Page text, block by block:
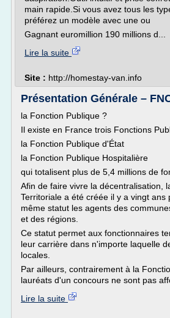
main rapide.Si vous avez tous les
préférez un modèle avec une ou
Gagnant euromillion 190 millions d...
Lire la suite
Site : http://homestay-van.info
Présentation Générale –
la Fonction Publique ?
Il existe en France trois Fonctions
la Fonction Publique d'État
la Fonction Publique Hospitalière
qui totalisent plus de 5,4 millions de
Afin de faire vivre la décentralisation,
Territoriale a été créée il y a vingt ans
même statut les agents des
et des régions.
Ce statut permet aux fonctionnaires
leur carrière dans n'importe laquelle
locales.
Par ailleurs, contrairement à la
lauréats d'un concours ne sont pas
Lire la suite